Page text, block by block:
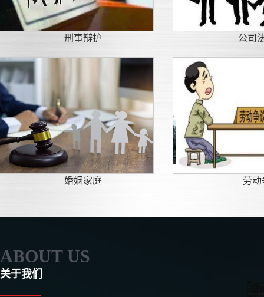
刑事辩护 公司
婚姻家庭 劳动
ABOUT US
关于我们